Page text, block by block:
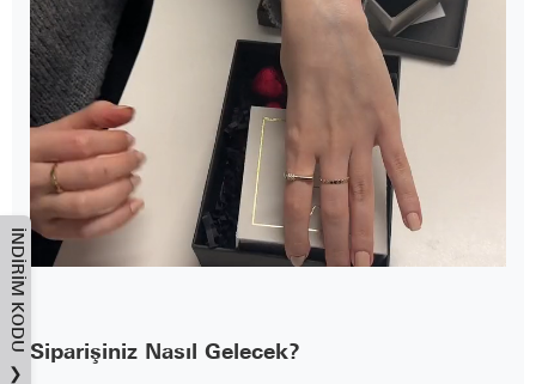
Siparişiniz Nasıl Gelecek?
İNDIRIM KODU
❯